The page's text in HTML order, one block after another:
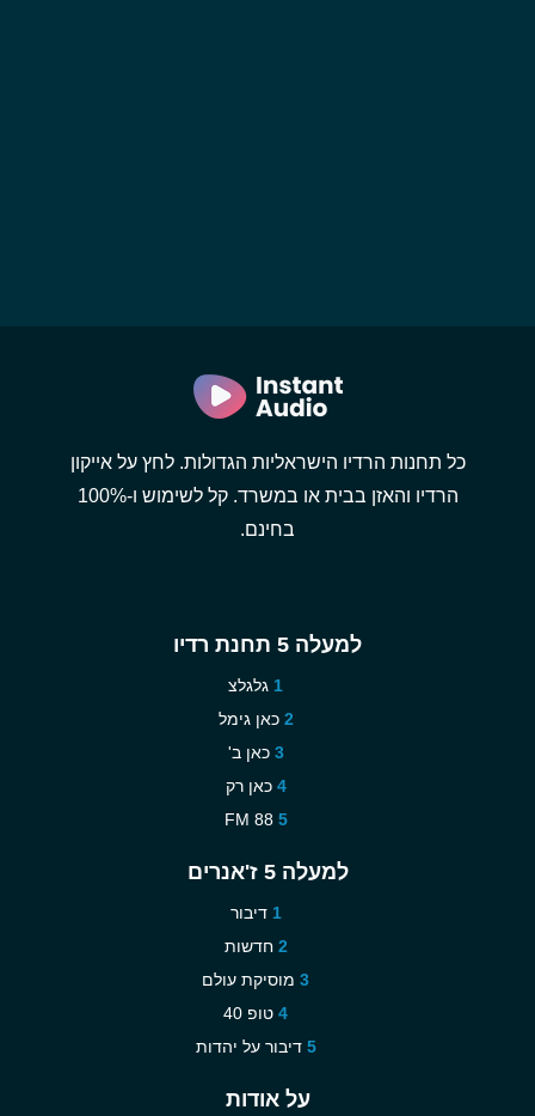
כל תחנות הרדיו הישראליות הגדולות. לחץ על אייקון
הרדיו והאזן בבית או במשרד. קל לשימוש ו-100%
בחינם.
למעלה 5 תחנת רדיו
גלגלצ
כאן גימל
כאן ב'
כאן רק
88 FM
למעלה 5 ז'אנרים
דיבור
חדשות
מוסיקת עולם
טופ 40
דיבור על יהדות
על אודות